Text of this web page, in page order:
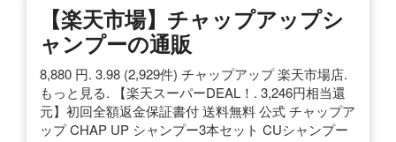
【楽天市場】チャップアップシ
ャンプーの通販
8,880 円. 3.98 (2,929件) チャップアップ 楽天市場店.
もっと見る. 【楽天スーパーDEAL！. 3,246円相当還
元】初回全額返金保証書付 送料無料 公式 チャップア
ップ CHAP UP シャンプー3本セット CUシャンプー